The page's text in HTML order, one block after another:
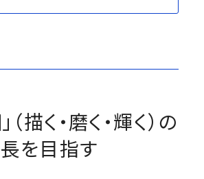
（描く・磨く・輝く）の
を目指す